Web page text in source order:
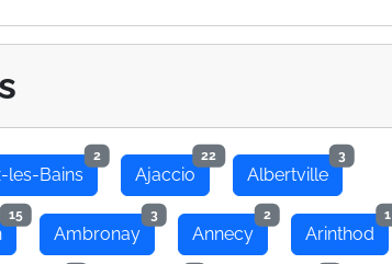
les-Bains
2
Ajaccio
22
Albertville
3
15
Ambronay
3
Annecy
2
Arinthod
1